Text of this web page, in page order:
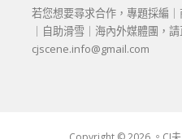
若您想要尋求合作，專題採編
｜自助滑雪｜海內外媒體團，
cjscene.info@gmail.com